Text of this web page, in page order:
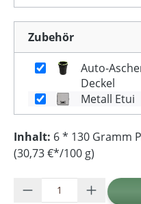
Zubehör
Auto-
Deckel
Metall Etui
Inhalt: 6 * 130 Gramm
(30,73 €*/100 g)
Produkt Anzahl: